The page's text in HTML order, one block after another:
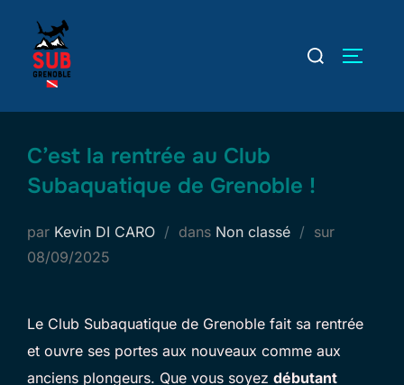
contenu
Rechercher :
C’est la rentrée au Club
Subaquatique de Grenoble !
par Kevin DI CARO dans Non classé surPublié
08/09/2025
Le Club Subaquatique de Grenoble fait sa rentrée
et ouvre ses portes aux nouveaux comme aux
anciens plongeurs. Que vous soyez débutant